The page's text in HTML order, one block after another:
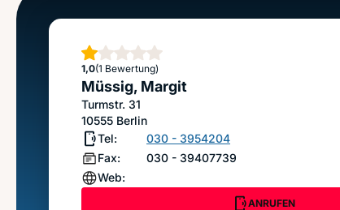
Müssig, Margit
1,0
Stern(1 Bewertung)
Müssig, Margit
Turmstr. 31
10555 Berlin
Tel:
030 - 3954204
Fax:
030 - 39407739
Web:
ANRUFEN